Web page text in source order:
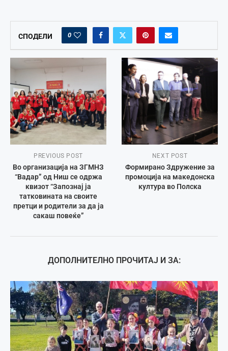
СПОДЕЛИ 0
PREVIOUS POST
Во организација на ЗГМНЗ
“Вадар” од Ниш се одржа
квизот “Запознај ја
татковината на своите
претци и родители за да ја
сакаш повеќе”
NEXT POST
Формирано Здружение за
промоција на македонска
култура во Полска
ДОПОЛНИТЕЛНО ПРОЧИТАЈ И ЗА: